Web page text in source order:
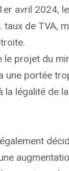
avril 2024,
de TVA,
le projet du
une portée
légalité de